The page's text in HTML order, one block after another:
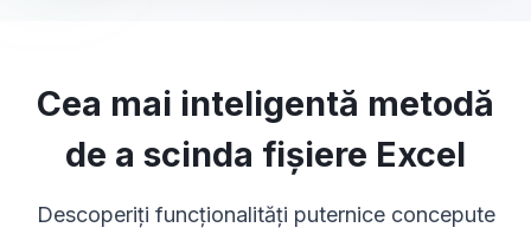
Cea mai inteligentă metodă
de a scinda fișiere Excel
Descoperiți funcționalități puternice concepute